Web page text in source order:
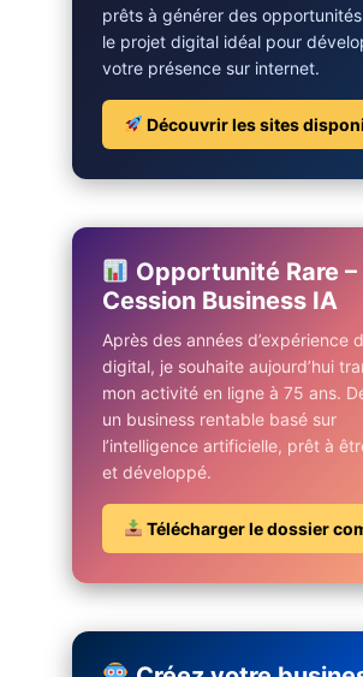
prêts à générer des
le projet digital idéal pour
votre présence sur internet.
Découvrir les sites
Opportunité Rare –
Cession Business IA
Après des années d’expérience
digital, je souhaite aujourd’hui
mon activité en ligne à 75 ans.
un business rentable basé sur
l’intelligence artificielle, prêt à
et développé.
Télécharger le dossier